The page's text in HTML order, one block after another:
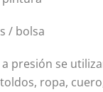
/ bolsa
presión se
ropa,